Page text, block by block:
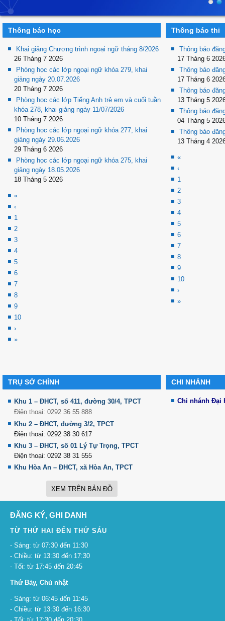
Thông báo học
Khai giảng Chương trình ngoại ngữ tháng 8/2026
26 Tháng 7 2026
Phòng học các lớp ngoại ngữ khóa 279, khai
giảng ngày 20.07.2026
20 Tháng 7 2026
Phòng học các lớp Tiếng Anh trẻ em và cuối tuần
khóa 278, khai giảng ngày 11/07/2026
10 Tháng 7 2026
Phòng học các lớp ngoại ngữ khóa 277, khai
giảng ngày 29.06.2026
29 Tháng 6 2026
Phòng học các lớp ngoại ngữ khóa 275, khai
giảng ngày 18.05.2026
18 Tháng 5 2026
«
‹
1
2
3
4
5
6
7
8
9
10
›
»
Thông báo thi
Thông báo
17 Tháng 6
Thông báo
17 Tháng 6
Thông báo
13 Tháng 5
Thông báo
04 Tháng 5
Thông báo
13 Tháng 4
«
‹
1
2
3
4
5
6
7
8
9
10
›
»
TRỤ SỞ CHÍNH
Khu 1 – ĐHCT, số 411, đường 30/4, TPCT
Điện thoại: 0292 36 55 888
Khu 2 – ĐHCT, đường 3/2, TPCT
Điện thoại: 0292 38 30 617
Khu 3 – ĐHCT, số 01 Lý Tự Trọng, TPCT
Điện thoại: 0292 38 31 555
Khu Hòa An – ĐHCT, xã Hòa An, TPCT
XEM TRÊN BẢN ĐỒ
CHI NHÁNH
Chi nhánh Đại
ĐĂNG KÝ, GHI DANH
TỪ THỨ HAI ĐẾN THỨ SÁU
- Sáng: từ 07:30 đến 11:30
- Chiều: từ 13:30 đến 17:30
- Tối: từ 17:45 đến 20:45
Thứ Bảy, Chủ nhật
- Sáng: từ 06:45 đến 11:45
- Chiều: từ 13:30 đến 16:30